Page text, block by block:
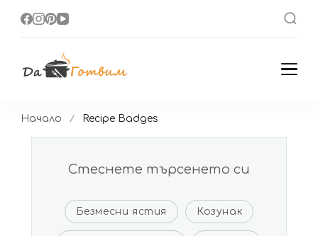
Начало Recipe Badges
Стеснете търсенето си
Безмесни ястия Козунак